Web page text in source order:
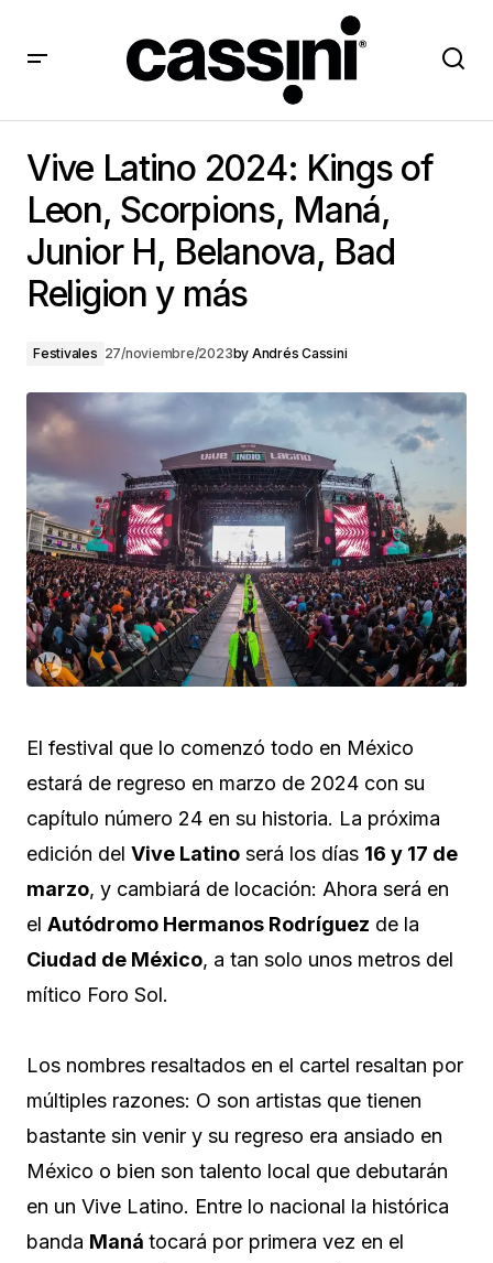
Junior H, Belanova, Bad Religion y más
Vive Latino 2024: Kings of
Leon, Scorpions, Maná,
Junior H, Belanova, Bad
Religion y más
Festivales 27/noviembre/2023by Andrés Cassini
El festival que lo comenzó todo en México
estará de regreso en marzo de 2024 con su
capítulo número 24 en su historia. La próxima
edición del Vive Latino será los días 16 y 17 de
marzo, y cambiará de locación: Ahora será en
el Autódromo Hermanos Rodríguez de la
Ciudad de México, a tan solo unos metros del
mítico Foro Sol.
Los nombres resaltados en el cartel resaltan por
múltiples razones: O son artistas que tienen
bastante sin venir y su regreso era ansiado en
México o bien son talento local que debutarán
en un Vive Latino. Entre lo nacional la histórica
banda Maná tocará por primera vez en el